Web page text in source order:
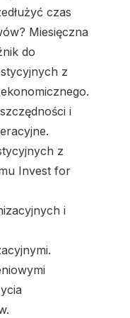
czas
Miesięczna
do
z
i
z
Invest for
i